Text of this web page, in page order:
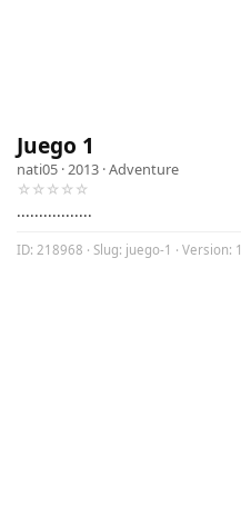
Juego 1
nati05 · 2013 ·Adventure
☆☆☆☆☆
.................
ID: 218968 · Slug: juego-1 · Version: 1